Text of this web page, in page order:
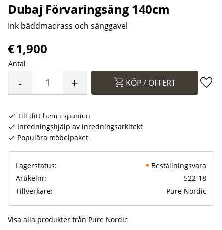
Dubaj Förvaringsäng 140cm
Ink bäddmadrass och sänggavel
€1,900
Antal
+
- KÖP
Till ditt hem i spanien
Inredningshjälp av inredningsarkitekt
Populära möbelpaket
Lagerstatus
Beställningsvara
Artikelnr
522-18
Tillverkare
Pure Nordic
Visa alla produkter från Pure Nordic